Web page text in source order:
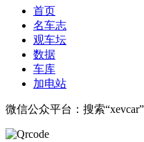
首页
名车志
观车坛
数据
车库
加电站
微信公众平台：搜索